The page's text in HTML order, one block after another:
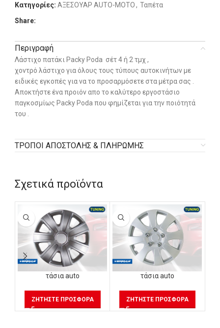
Κατηγορίες: ΑΞΕΣΟΥΑΡ AUTO-MOTO, Ταπέτα
Share:
Περιγραφή
Λάστιχο πατάκι Packy Poda σέτ 4 ή 2 τμχ ,
χοντρό λάστιχο για όλους τους τύπους αυτοκινήτων με
ειδικές εγκοπές για να το προσαρμόσετε στα μέτρα σας .
Αποκτήστε ένα προιόν απο το καλύτερο εργοστάσιο
παγκοσμίως Packy Poda που φημίζεται για την ποιότητά
του .
ΤΡΟΠΟΙ ΑΠΟΣΤΟΛΗΣ & ΠΛΗΡΩΜΗΣ
Σχετικά προϊόντα
τάσια auto
ΖΗΤΉΣΤΕ ΠΡΟΣΦΟΡΆ
τάσια auto
ΖΗΤΉΣΤΕ ΠΡΟΣΦΟΡΆ